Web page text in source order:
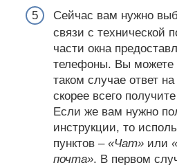
Сейчас вам нужно
связи с технической
части окна
телефоны. Вы можете
таком случае ответ
скорее всего
Если же вам нужно
инструкции, то
пунктов – «Чат» или
почта». В первом